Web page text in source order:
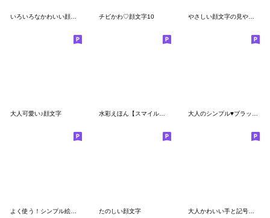
チビかわ♡顔文字10 やさしい顔文字の見やすい絵文字
大人可愛い♪顔文字 水彩えほん【スマイル・吹き出し編】絵文字 大人のシンプル♥ブラック&レッド
たのしい顔文字 大人かわいい手と記号のはみ出し絵文字